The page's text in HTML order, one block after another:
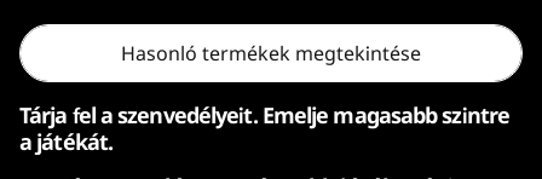
1
0
Hasonló termékek megtekintése
Tárja fel a szenvedélyeit. Emelje magasabb szintre
a játékát.